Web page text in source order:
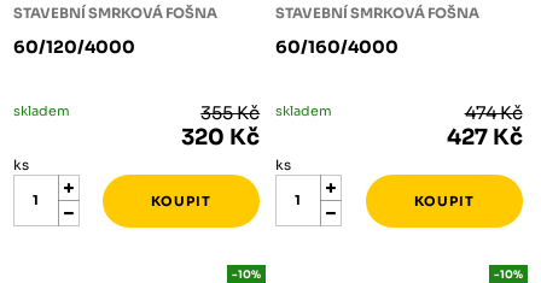
STAVEBNÍ SMRKOVÁ FOŠNA
60/120/4000
skladem 355 Kč
320 Kč
ks
STAVEBNÍ SMRKOVÁ FOŠNA
60/160/4000
skladem 474 Kč
427 Kč
ks
-10%
-10%